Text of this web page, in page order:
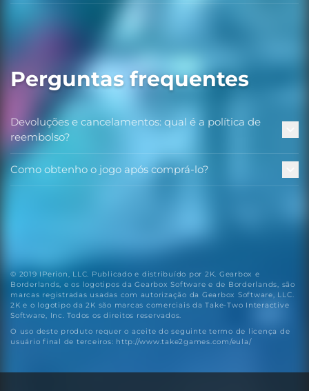
Perguntas frequentes
Devoluções e cancelamentos: qual é a política de
reembolso?
Como obtenho o jogo após comprá-lo?
© 2019 IPerion, LLC. Publicado e distribuído por 2K. Gearbox e
Borderlands, e os logotipos da Gearbox Software e de Borderlands, são
marcas registradas usadas com autorização da Gearbox Software, LLC.
2K e o logotipo da 2K são marcas comerciais da Take-Two Interactive
Software, Inc. Todos os direitos reservados.
O uso deste produto requer o aceite do seguinte termo de licença de
usuário final de terceiros: http://www.take2games.com/eula/